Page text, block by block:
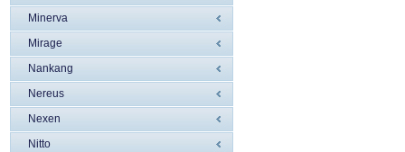
Minerva
Mirage
Nankang
Nereus
Nexen
Nitto